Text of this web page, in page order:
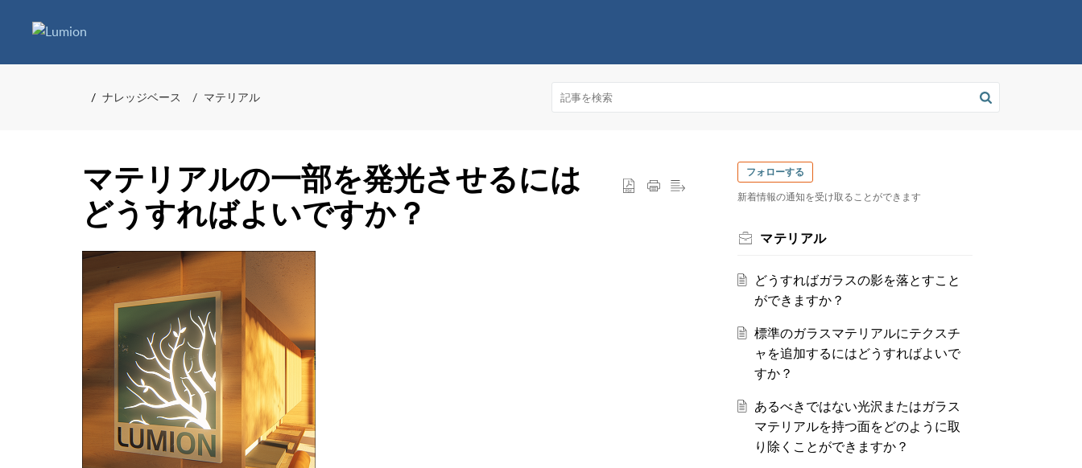
ナレッジベース マテリアル
マテリアルの一部を発光させるには
どうすればよいですか？
フォローする
新着情報の通知を受け取ることができます
マテリアル
どうすればガラスの影を落とすこと
ができますか？
標準のガラスマテリアルにテクスチ
ャを追加するにはどうすればよいで
すか？
あるべきではない光沢またはガラス
マテリアルを持つ面をどのように取
り除くことができますか？